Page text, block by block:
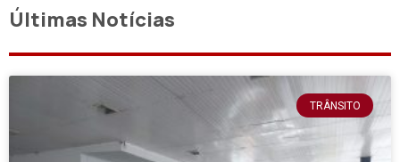
Últimas Notícias
TRÂNSITO